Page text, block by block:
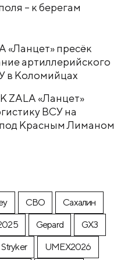
– к берегам
«Ланцет» пресёк
артиллерийского
в Коломийцах
ZALA «Ланцет»
ВСУ на
Красным Лиманом
CВО
Cахалин
Gepard
GX3
Stryker
UMEX2026